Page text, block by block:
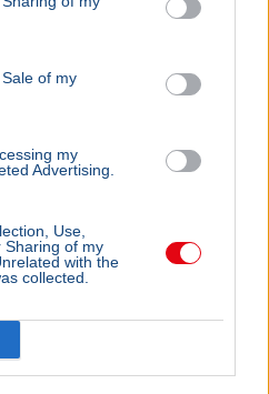
of my
my
Advertising.
Use,
Sharing of my
with the
collected.
rendszer:
csövek
közel 80 százaléka
száma
Lázár János